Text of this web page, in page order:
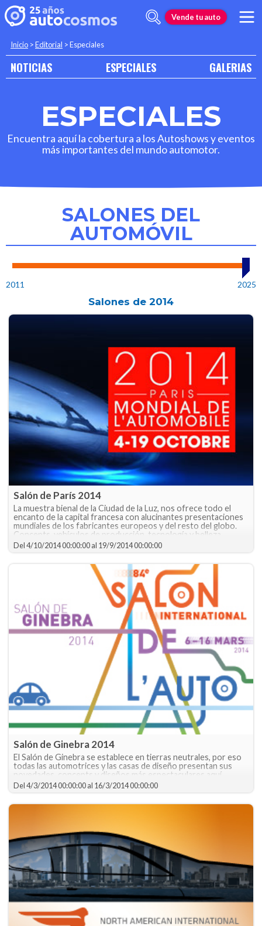
Vende tu auto
Inicio >Editorial >Especiales
NOTICIAS ESPECIALES GALERIAS
ESPECIALES
Encuentra aquí la cobertura a los Autoshows y eventos
más importantes del mundo automotor.
SALONES DEL
AUTOMÓVIL
2011 2025
Salones de 2014
Salón de París 2014
La muestra bienal de la Ciudad de la Luz, nos ofrece todo el
encanto de la capital francesa con alucinantes presentaciones
mundiales de los fabricantes europeos y del resto del globo.
Concepts, vehículos de producción, tecnología y belleza
reunidos en una sola exhibición.
Del4/10/2014 00:00:00al 19/9/2014 00:00:00
Salón de Ginebra 2014
El Salón de Ginebra se establece en tierras neutrales, por eso
todas las automotrices y las casas de diseño presentan sus
novedades, concepts y diseños más espectaculares aquí.
Imperdible.
Del4/3/2014 00:00:00al 16/3/2014 00:00:00